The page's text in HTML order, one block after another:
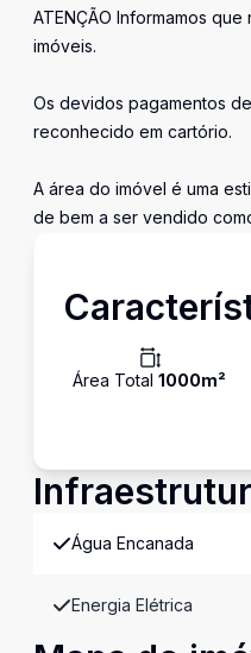
ATENÇÃO Informamos
imóveis.
Os devidos pagamentos
reconhecido em cartório.
A área do imóvel é uma
de bem a ser vendido
Área Total 1000m²
Água Encanada
Energia Elétrica